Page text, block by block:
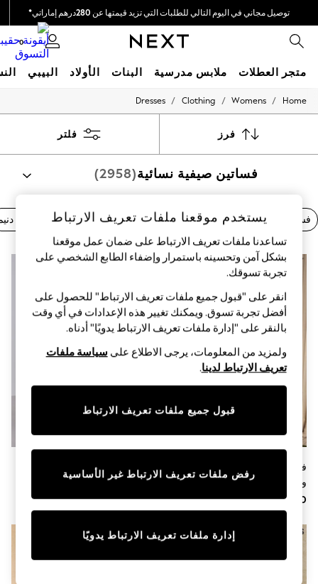
توصيل مجاني في اليوم التالي للطلبات التي تزيد قيمتها عن 280درهم إماراتي*
نحن نقوم بدفع جميع الرسوم 0
متجر العطلات ملابس مدرسية البنات الأولاد البيبي
HOLIDAY SHOP
Modest Holiday Outfits
Occasionwear
Girls' Travel Styles
Sunset Styles
Dresses
Occasionwear
Sets & Outfits
Linen Collection
Swimwear & Beachwear
Tops & T-Shirts
Sandals & Sliders
Jumpsuits & Playsuits
Shorts & Skirts
Sun Safe
Sun Hats & Caps
Sunglasses
Women's Holiday Shop
Women's Travel Styles
Tops & T-Shirts
Cover Ups & Kaftans
Sandals
Swimwear
Beachwear
Trousers
Home
/
Womens
/
Clothing
/
Dresses
فرز فلتر
فساتين صيفية نسائية(2958)
فساتين بنقشة الزهور فساتين النهار فساتين أنيقة فساتين
فستان ماكسي بطبعة موضعيّة
وأشرطة وتنورة بطبقات من مزيج
القطن والفيسكوز من Lipsy
أزرق شاحب - فستان ماكسي
جيرسيه دنيم بلا أكمام
يستخدم موقعنا ملفات تعريف الارتباط
تساعدنا ملفات تعريف الارتباط على ضمان عمل موقعنا
بشكل آمن وتحسينه باستمرار وإضفاء الطابع الشخصي على
تجربة تسوقك.‏
انقر على "قبول جميع ملفات تعريف الارتباط" للحصول على
أفضل تجربة تسوق. ويمكنك تغيير هذه الإعدادات في أي وقت
بالنقر على "إدارة ملفات تعريف الارتباط يدويًا" أدناه.
ولمزيد من المعلومات، يرجى الاطلاع على سياسة ملفات
تعريف الارتباط لدينا.
قبول جميع ملفات تعريف الارتباط
رفض ملفات تعريف الارتباط غير الأساسية
إدارة ملفات تعريف الارتباط يدويًا